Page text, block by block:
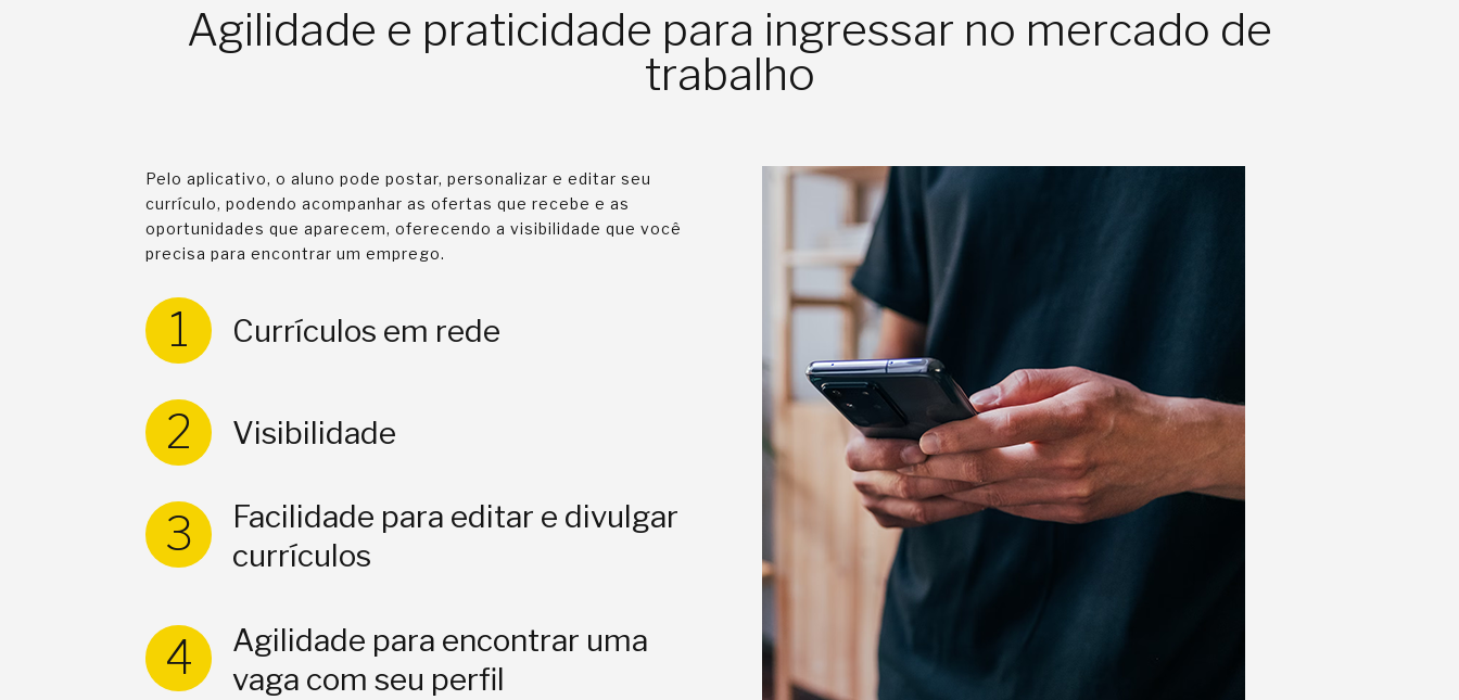
Agilidade e praticidade para ingressar no mercado de
trabalho
Pelo aplicativo, o aluno pode postar, personalizar e editar seu
currículo, podendo acompanhar as ofertas que recebe e as
oportunidades que aparecem, oferecendo a visibilidade que você
precisa para encontrar um emprego.
1 Currículos em rede
2 Visibilidade
3
Facilidade para editar e divulgar
currículos
4
Agilidade para encontrar uma
vaga com seu perfil